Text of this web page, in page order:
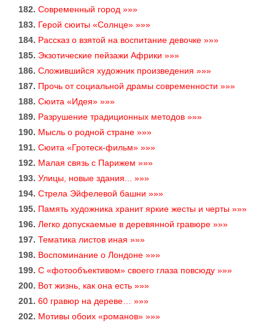
182. Современный город »»»
183. Герой сюиты «Солнце» »»»
184. Рассказ о взятой на воспитание девочке »»»
185. Экзотические пейзажи Африки »»»
186. Сложившийся художник произведения »»»
187. Прочь от социальной драмы современности »»»
188. Сюита «Идея» »»»
189. Разрушение традиционных методов »»»
190. Мысль о родной стране »»»
191. Сюита «Гротеск-фильм» »»»
192. Малая связь с Парижем »»»
193. Улицы, новые здания... »»»
194. Стрела Эйфелевой башни »»»
195. Память художника хранит яркие жесты и черты »»»
196. Легко допускаемые в деревянной гравюре »»»
197. Тематика листов иная »»»
198. Воспоминание о Лондоне »»»
199. С «фотообъективом» своего глаза повсюду »»»
200. Вот жизнь, как она есть »»»
201. 60 гравюр на дереве… »»»
202. Мотивы обоих «романов» »»»